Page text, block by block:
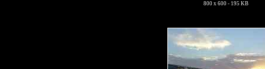
800 x 600 - 195 KB